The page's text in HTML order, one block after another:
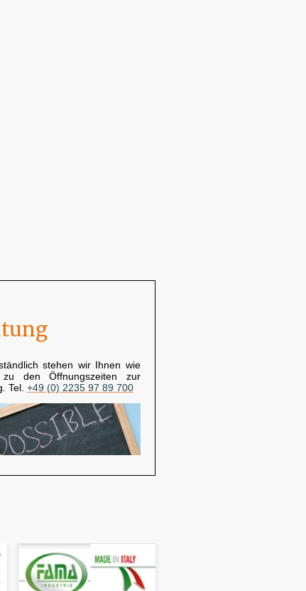
stehen wir Ihnen wie
zu den Öffnungszeiten zur
Tel. +49 (0) 2235 97 89 700